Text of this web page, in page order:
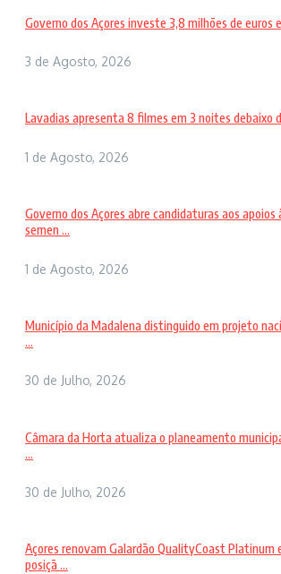
Governo dos Açores investe 3,8 milhões de euros
3 de Agosto, 2026
Lavadias apresenta 8 filmes em 3 noites debaixo
1 de Agosto, 2026
Governo dos Açores abre candidaturas aos apoios
semen ...
1 de Agosto, 2026
Município da Madalena distinguido em projeto
...
30 de Julho, 2026
Câmara da Horta atualiza o planeamento
...
30 de Julho, 2026
Açores renovam Galardão QualityCoast Platinum
posiçã ...